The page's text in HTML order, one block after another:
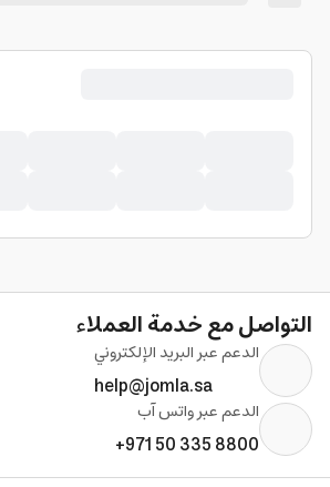
التواصل مع خدمة العملاء
الدعم عبر البريد الإلكتروني
help@jomla.sa
الدعم عبر واتس آب
+971 50 335 8800